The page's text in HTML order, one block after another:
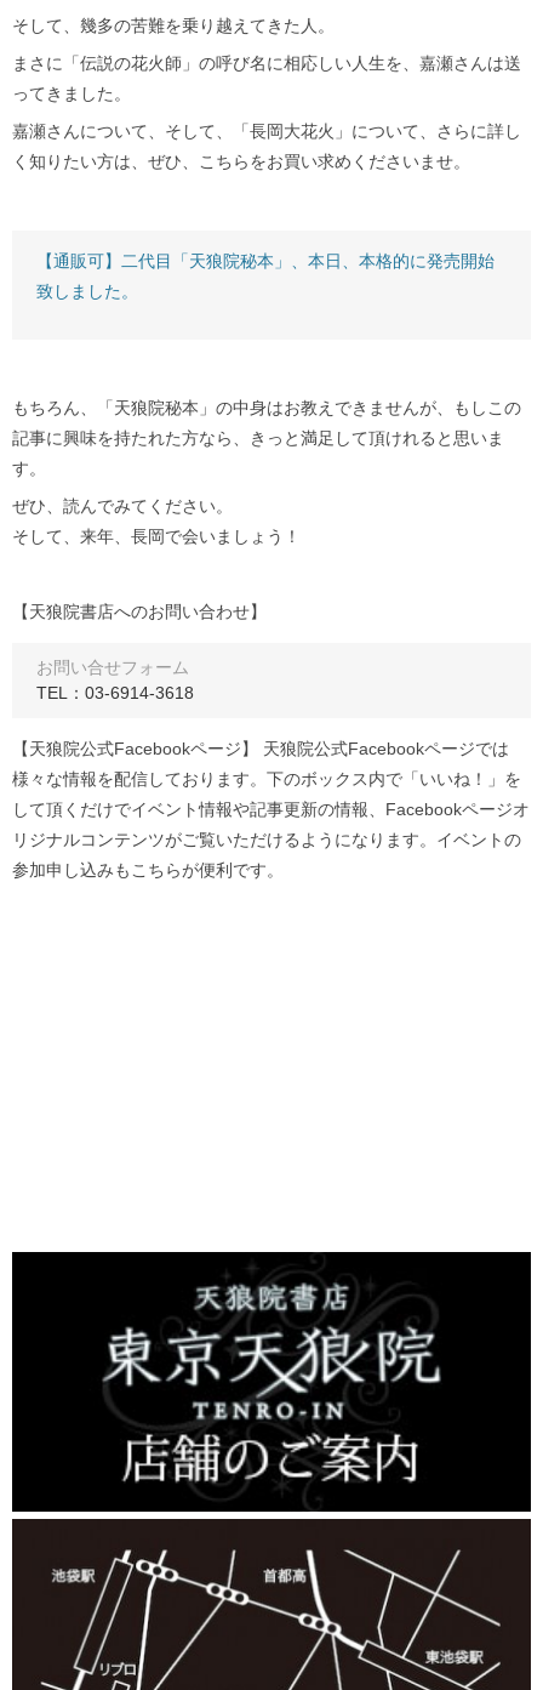
そして、幾多の苦難を乗り越えてきた人。
まさに「伝説の花火師」の呼び名に相応しい人生を、嘉瀬さんは送
ってきました。
嘉瀬さんについて、そして、「長岡大花火」について、さらに詳し
く知りたい方は、ぜひ、こちらをお買い求めくださいませ。
【通販可】二代目「天狼院秘本」、本日、本格的に発売開始
致しました。
もちろん、「天狼院秘本」の中身はお教えできませんが、もしこの
記事に興味を持たれた方なら、きっと満足して頂けれると思いま
す。
ぜひ、読んでみてください。
そして、来年、長岡で会いましょう！
【天狼院書店へのお問い合わせ】
お問い合せフォーム
TEL：03-6914-3618
【天狼院公式Facebookページ】 天狼院公式Facebookページでは
様々な情報を配信しております。下のボックス内で「いいね！」を
して頂くだけでイベント情報や記事更新の情報、Facebookページオ
リジナルコンテンツがご覧いただけるようになります。イベントの
参加申し込みもこちらが便利です。